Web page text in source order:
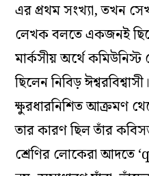
এর প্রথম সংখ্যা, তখন
লেখক বলতে একজনই
মার্কসীয় অর্থে
ছিলেন নিবিড়
ক্ষুরধারনিশিত আক্রমণ
তার কারণ ছিল তাঁর
শ্রেণির লোকেরা আদতে